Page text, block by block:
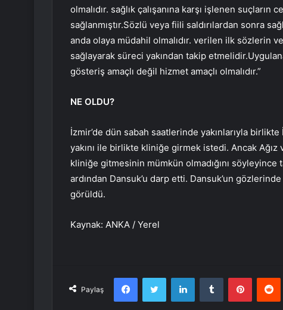
olmalıdır. sağlık çalışanına karşı işlenen
sağlanmıştır.Sözlü veya fiili saldırılardan sonra
anda olaya müdahil olmalıdır. verilen ilk sözlerin
sağlayarak süreci yakından takip
gösteriş amaçlı değil hizmet amaçlı olmalıdır.”
NE OLDU?
İzmir’de dün sabah saatlerinde yakınlarıyla
yakını ile birlikte kliniğe girmek istedi. Ancak Ağız
kliniğe gitmesinin mümkün olmadığını söyleyince
ardından Dansuk’u darp etti. Dansuk’un
görüldü.
Kaynak: ANKA / Yerel
Paylaş
FacebookTwitter LinkedInTumblr Pinterest